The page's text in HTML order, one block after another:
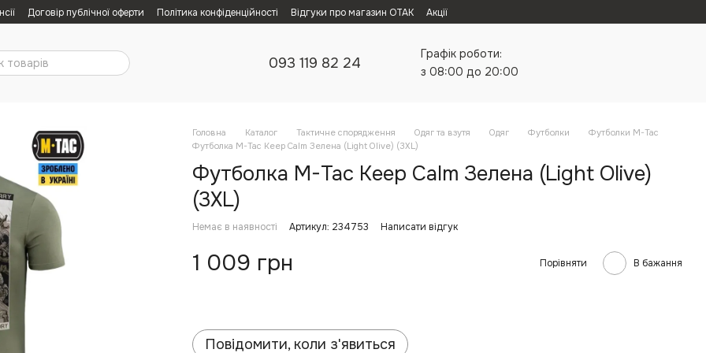
Договір публічної оферти Політика конфіденційності Відгуки про магазин ОТАК Акції
093 119 82 24
Графік роботи:
з 08:00 до 20:00
Головна Каталог Тактичне спорядження Одяг та взутя Одяг Футболки
Футболки M-Tac
Футболка M-Tac Keep Calm Зелена (Light Olive) (3XL)
Футболка M-Tac Keep Calm Зелена (Light Olive)
(3XL)
Немає в наявності Артикул: 234753 Написати відгук
1 009 грн Порівняти В бажання
Повідомити, коли з'явиться